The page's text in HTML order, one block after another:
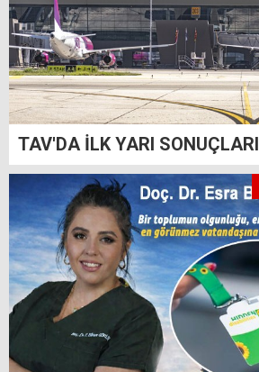
TAV'DA İLK YARI SONUÇLARI